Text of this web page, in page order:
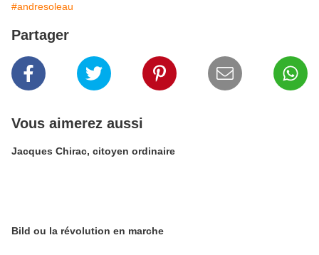
#andresoleau
Partager
Vous aimerez aussi
Jacques Chirac, citoyen ordinaire
Bild ou la révolution en marche